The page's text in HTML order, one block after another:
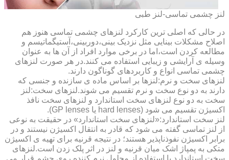
لنز چشمی تماسی-لنز طبی
در حالی که اصلی ترین کارکرد لنزهای چشمی تماسی هنوز هم
اصلاح مشکلات بینایی مثل نزدیک بینی،دوربینی،آستیگماتیسم و
مطالعه کردن است،اما در برخی موارد افراد از آن ها به عنوان
وسیله ی آرایشی و زیبایی استفاده می کنند.در هر صورت لنزهای
چشمی تماسی انواع و کاربردهای گوناگون دارند.
لنزهای سخت و نرم:لنزها بر اساس ماده ی سازنده و جنسی که
دارند به دو نوع سخت و نرم تقسیم می شوند.لنزهای سخت:لنز
سخت به دو نوع لنزهای سخت استاندارد و لنزهای سخت نافذ
اکسیژن تقسیم می شود (hard lenses یا GP lenses).
لنز سخت استاندارد:«لنزهای سخت استاندارد» در حقیقت به نوعی
از لنز تماسی گفته می شود که قادر به انتقال اکسیژن نیستند و در
برابر اکسیژن نفوذناپذیر هستند؛ در نتیجه قرنیه برای تهیه ی اکسیژن
متکی به پمپاژ اشک میان قرنیه و لنز در اثر پلک زدن است.لنزهای
سخت استاندارد با استفاده از محلول نرم کننده روی چشم قرار می